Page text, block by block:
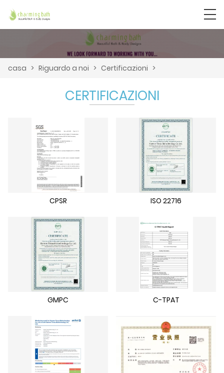
casa > Riguardo a noi > Certificazioni >
CERTIFICAZIONI
CPSR ISO 22716
GMPC C-TPAT